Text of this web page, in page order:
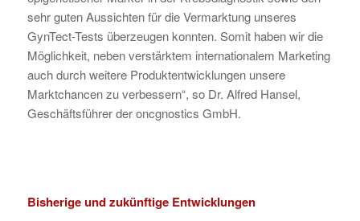
sehr guten Aussichten für die Vermarktung unseres
GynTect-Tests überzeugen konnten. Somit haben wir die
Möglichkeit, neben verstärktem internationalem Marketing
auch durch weitere Produktentwicklungen unsere
Marktchancen zu verbessern“, so Dr. Alfred Hansel,
Geschäftsführer der oncgnostics GmbH.
Bisherige und zukünftige Entwicklungen